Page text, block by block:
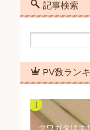
記事検索
PV数ラン
クワガタはエ